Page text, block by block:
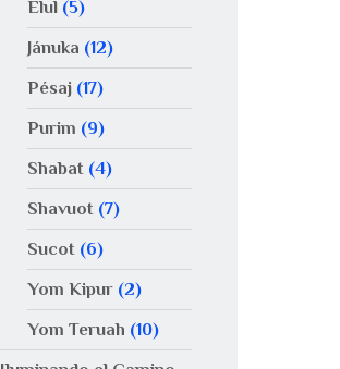
Elul(5)
Jánuka (12)
Pésaj(17)
Purim (9)
Shabat(4)
Shavuot(7)
Sucot(6)
Yom Kipur(2)
Yom Teruah (10)